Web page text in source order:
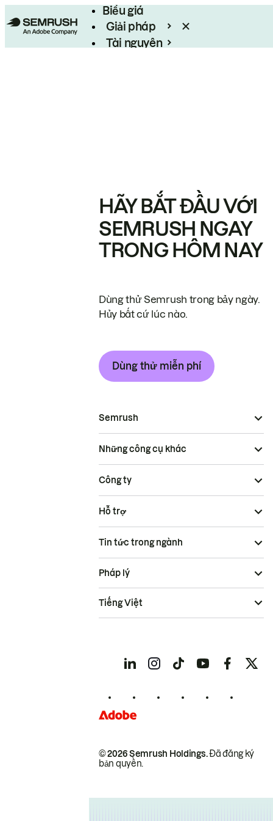
Biểu giá
Giải pháp
Tài nguyên
HÃY BẮT ĐẦU VỚI
SEMRUSH NGAY
TRONG HÔM NAY
Dùng thử Semrush trong bảy ngày.
Hủy bất cứ lúc nào.
Dùng thử miễn phí
Semrush
Những công cụ khác
Công ty
Hỗ trợ
Tin tức trong ngành
© 2026 Semrush Holdings.Đã đăng ký
bản quyền.
Pháp lý
Tiếng Việt